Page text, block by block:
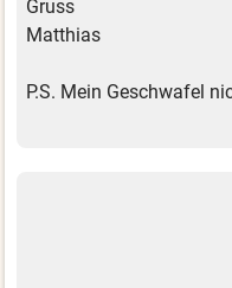
Gruss
Matthias
P.S. Mein Geschwafel